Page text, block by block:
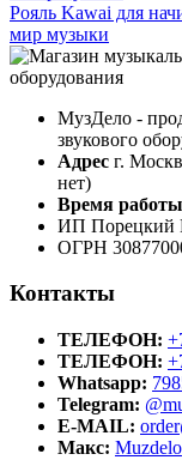
Рояль Kawai для
мир музыки
МузДело -
звукового
Адрес г.
нет)
Время работы
ИП
ОГРН
Контакты
ТЕЛЕФОН:
ТЕЛЕФОН:
Whatsapp:
Telegram:
E-MAIL:
Макс: Muzdelo